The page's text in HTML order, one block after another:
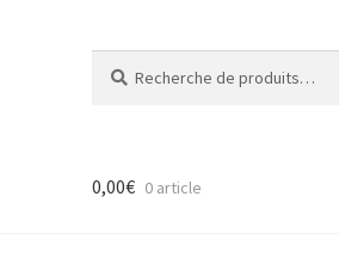
pour :
0,00€ 0 article